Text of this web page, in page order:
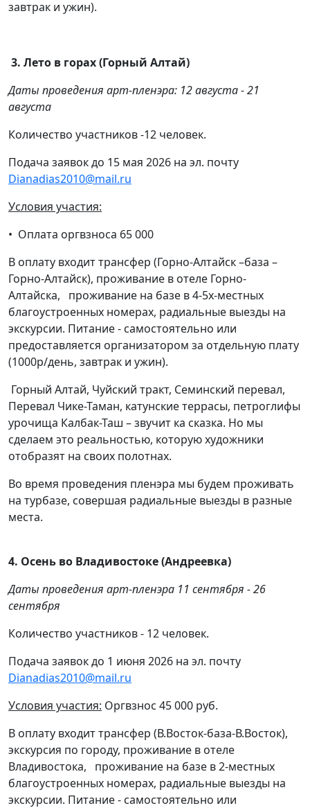
завтрак и ужин).
3. Лето в горах (Горный Алтай)
Даты проведения арт-пленэра: 12 августа - 21
августа
Количество участников -12 человек.
Подача заявок до 15 мая 2026 на эл. почту
Dianadias2010@mail.ru
Условия участия:
• Оплата оргвзноса 65 000
В оплату входит трансфер (Горно-Алтайск –база –
Горно-Алтайск), проживание в отеле Горно-
Алтайска, проживание на базе в 4-5х-местных
благоустроенных номерах, радиальные выезды на
экскурсии. Питание - самостоятельно или
предоставляется организатором за отдельную плату
(1000р/день, завтрак и ужин).
Горный Алтай, Чуйский тракт, Семинский перевал,
Перевал Чике-Таман, катунские террасы, петроглифы
урочища Калбак-Таш – звучит ка сказка. Но мы
сделаем это реальностью, которую художники
отобразят на своих полотнах.
Во время проведения пленэра мы будем проживать
на турбазе, совершая радиальные выезды в разные
места.
4. Осень во Владивостоке (Андреевка)
Даты проведения арт-пленэра 11 сентября - 26
сентября
Количество участников - 12 человек.
Подача заявок до 1 июня 2026 на эл. почту
Dianadias2010@mail.ru
Условия участия: Оргвзнос 45 000 руб.
В оплату входит трансфер (В.Восток-база-В.Восток),
экскурсия по городу, проживание в отеле
Владивостока, проживание на базе в 2-местных
благоустроенных номерах, радиальные выезды на
экскурсии. Питание - самостоятельно или